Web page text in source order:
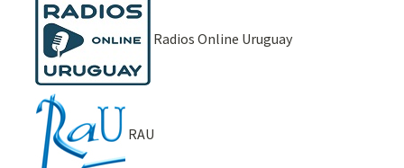
Radios Online Uruguay
RAU